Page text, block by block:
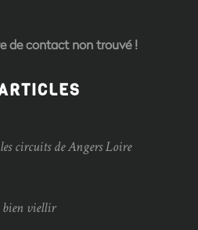
de contact non trouvé !
circuits de Angers Loire
bien viellir